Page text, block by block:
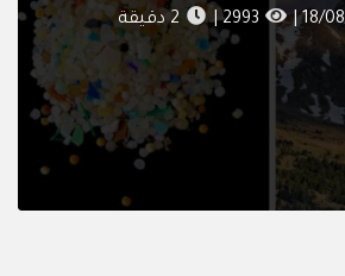
18/
|
|
2دقيقة